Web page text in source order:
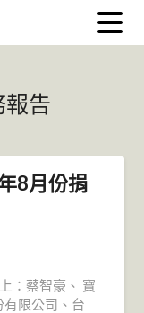
報告
8月份捐
：蔡智豪、 寶
限公司、台